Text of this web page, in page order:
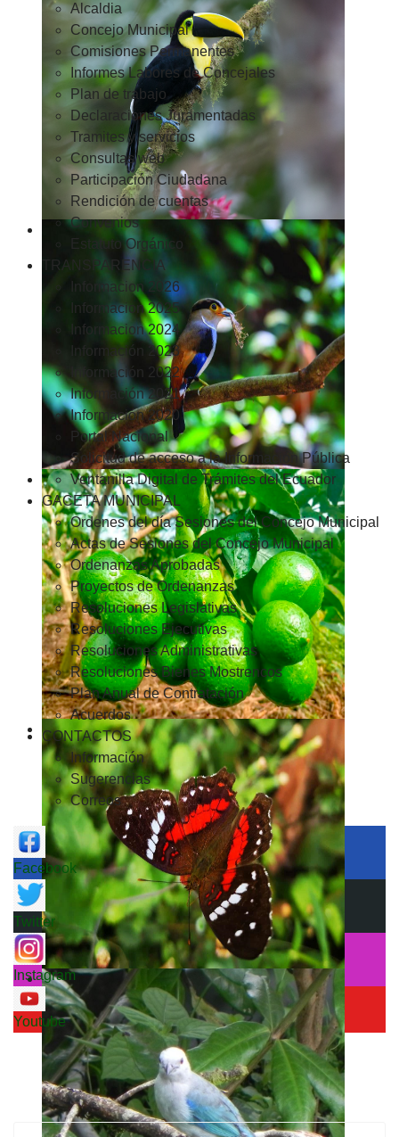
Alcaldia
Concejo Municipal
Comisiones Permanentes
Informes Labores de Concejales
Plan de trabajo
Declaraciones Juramentadas
Tramites y servicios
Consultas web
Participación Ciudadana
Rendición de cuentas
Convenios
Estatuto Orgánico
TRANSPARENCIA
Informacion 2026
Informacion 2025
Informacion 2024
Información 2023
Información 2022
Información 2021
Información 2020
Portal Nacional
Solicitud de acceso a la Información Pública
Ventanilla Digital de Trámites del Ecuador
GACETA MUNICIPAL
Ordenes del día Sesiones del Concejo Municipal
Actas de Sesiones del Concejo Municipal
Ordenanzas Aprobadas
Proyectos de Ordenanzas
Resoluciones Legislativas
Resoluciones Ejecutivas
Resoluciones Administrativas
Resoluciones Bienes Mostrencos
Plan Anual de Contratación
Acuerdos
CONTACTOS
Información
Sugerencias
Correos
Facebook
Twitter
Instagram
Youtube